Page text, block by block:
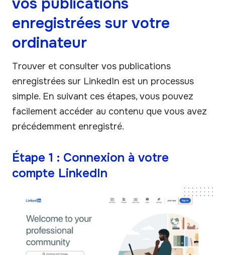
enregistrées sur votre
ordinateur
Trouver et consulter vos publications
enregistrées sur LinkedIn est un processus
simple. En suivant ces étapes, vous pouvez
facilement accéder au contenu que vous avez
précédemment enregistré.
Étape 1 : Connexion à votre
compte LinkedIn